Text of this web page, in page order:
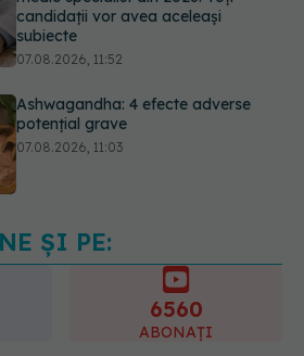
Ashwagandha: 4 efecte adverse
potențial grave
07.08.2026, 11:03
Ți-ai mărit buzele? Cele 4 greșeli
ȘI PE:
6560
ABONAȚI